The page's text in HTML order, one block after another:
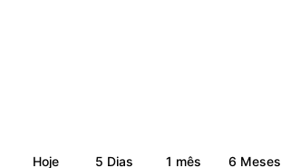
Hoje
5 Dias
1 mês
6 Meses